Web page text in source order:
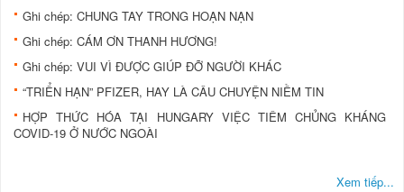
Ghi chép: CHUNG TAY TRONG HOẠN NẠN
Ghi chép: CÁM ƠN THANH HƯƠNG!
Ghi chép: VUI VÌ ĐƯỢC GIÚP ĐỠ NGƯỜI KHÁC
“TRIỂN HẠN” PFIZER, HAY LÀ CÂU CHUYỆN NIỀM TIN
HỢP THỨC HÓA TẠI HUNGARY VIỆC TIÊM CHỦNG KHÁNG
COVID-19 Ở NƯỚC NGOÀI
Xem tiếp...